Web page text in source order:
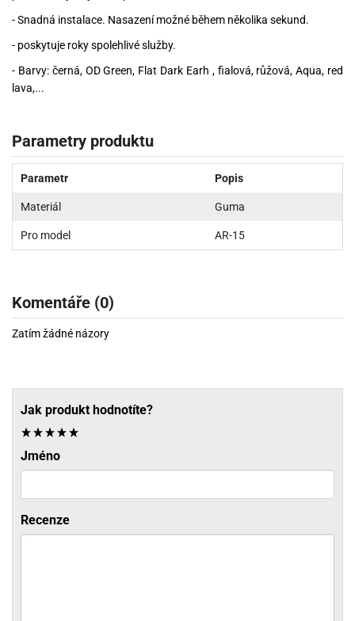
- Snadná instalace. Nasazení možné během několika sekund.
- poskytuje roky spolehlivé služby.
- Barvy: černá, OD Green, Flat Dark Earh , fialová, růžová, Aqua, red
lava,...
Parametry produktu
Parametr Popis
Materiál Guma
Pro model AR-15
Komentáře (0)
Zatím žádné názory
Jak produkt hodnotíte?
Jméno
Recenze